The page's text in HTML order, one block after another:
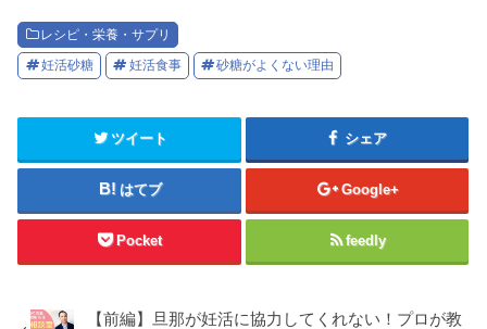
レシピ・栄養・サプリ
妊活砂糖 妊活食事 砂糖がよくない理由
ツイート シェア
はてブ Google+
Pocket feedly
【前編】旦那が妊活に協力してくれない！プロが教